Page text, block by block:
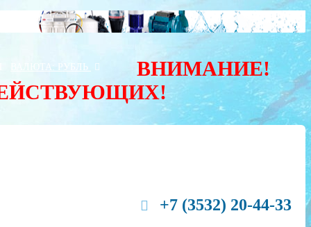
ВАЛЮТА: РУБЛЬ
ВНИМАНИЕ!
+7 (3532) 20-44-33